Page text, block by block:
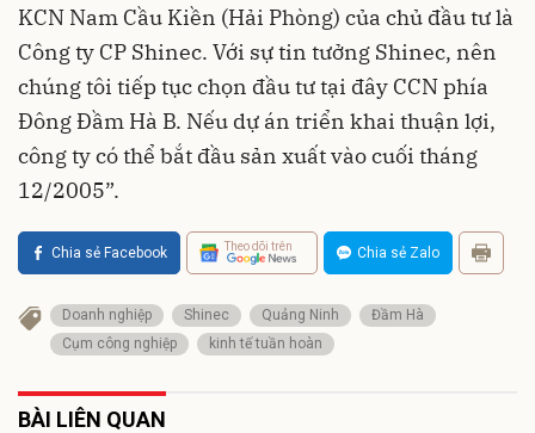
KCN Nam Cầu Kiền (Hải Phòng) của chủ đầu tư là
Công ty CP Shinec. Với sự tin tưởng Shinec, nên
chúng tôi tiếp tục chọn đầu tư tại đây CCN phía
Đông Đầm Hà B. Nếu dự án triển khai thuận lợi,
công ty có thể bắt đầu sản xuất vào cuối tháng
12/2005”.
Chia sẻ Facebook Theo dõi trên Chia sẻ Zalo
Doanh nghiệp Shinec Quảng Ninh
Đầm Hà
Cụm công nghiệp
kinh tế tuần hoàn
BÀI LIÊN QUAN